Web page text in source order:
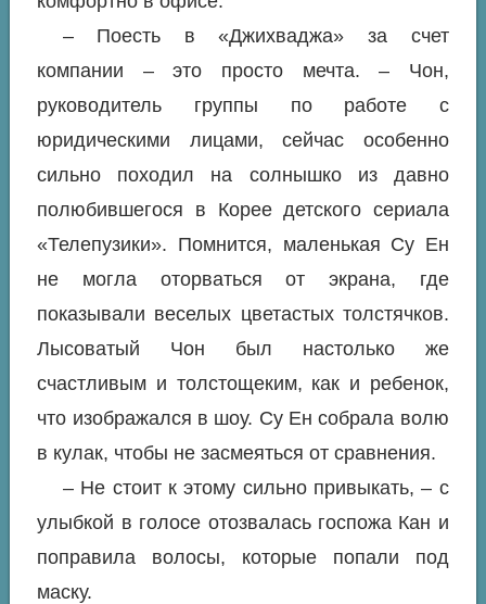
– Поесть в «Джихваджа» за счет
компании – это просто мечта. – Чон,
руководитель группы по работе с
юридическими лицами, сейчас особенно
сильно походил на солнышко из давно
полюбившегося в Корее детского сериала
«Телепузики». Помнится, маленькая Су Ен
не могла оторваться от экрана, где
показывали веселых цветастых толстячков.
Лысоватый Чон был настолько же
счастливым и толстощеким, как и ребенок,
что изображался в шоу. Су Ен собрала волю
в кулак, чтобы не засмеяться от сравнения.
– Не стоит к этому сильно привыкать, – с
улыбкой в голосе отозвалась госпожа Кан и
поправила волосы, которые попали под
маску.